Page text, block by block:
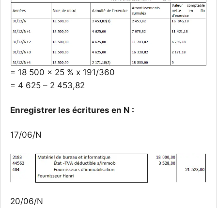
= 18 500 x 25 % x 191/360
= 4 625 – 2 453,82
Enregistrer les écritures en N :
17/06/N
20/06/N